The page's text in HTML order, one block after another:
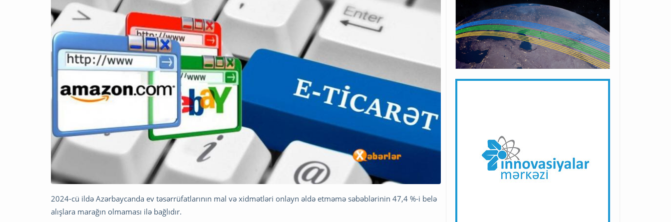
2024-cü ildə Azərbaycanda ev təsərrüfatlarının mal və xidmətləri onlayn əldə etməmə səbəblərinin 47,4 %-i belə
alışlara marağın olmaması ilə bağlıdır.